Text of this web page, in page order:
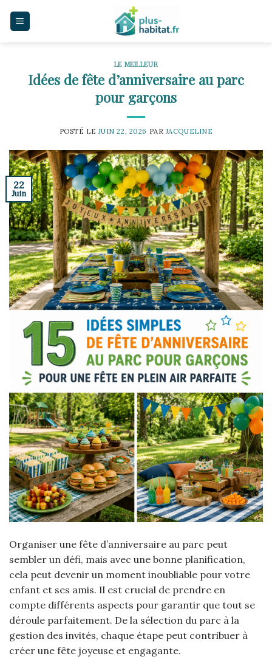
LE MEILLEUR
Idées de fête d’anniversaire au parc
pour garçons
POSTÉ LE JUIN 22, 2026 PAR JACQUELINE
22
Juin
Organiser une fête d’anniversaire au parc peut
sembler un défi, mais avec une bonne planification,
cela peut devenir un moment inoubliable pour votre
enfant et ses amis. Il est crucial de prendre en
compte différents aspects pour garantir que tout se
déroule parfaitement. De la sélection du parc à la
gestion des invités, chaque étape peut contribuer à
créer une fête joyeuse et engagante.